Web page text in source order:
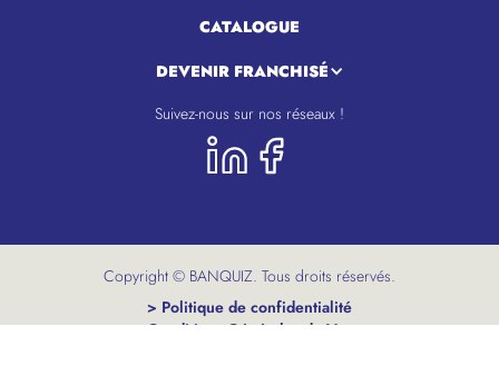
CATALOGUE
DEVENIR FRANCHISÉ
Suivez-nous sur nos réseaux !
Copyright © BANQUIZ. Tous droits réservés.
> Politique de confidentialité
> Conditions Générales de Vente